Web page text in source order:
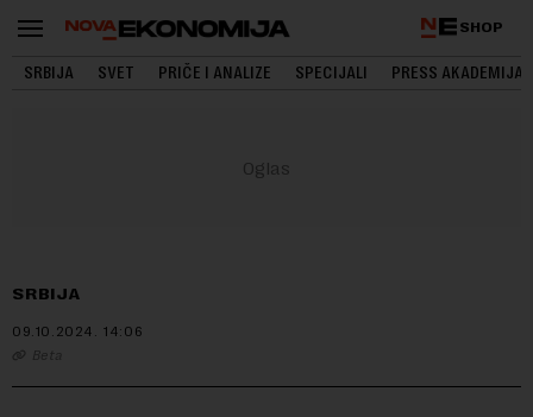
SHOP
SRBIJA SVET PRIČE I ANALIZE SPECIJALI PRESS AKADEMIJA
SRBIJA
09.10.2024. 14:06
Beta